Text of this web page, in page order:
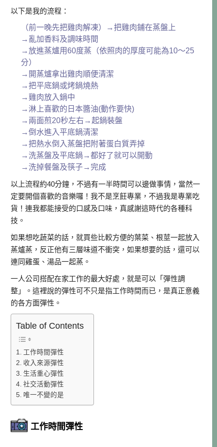
以下是我的流程：
（前一晚先把雞肉解凍）→把雞肉鋪在蒸盤上
→亂加香料及調味時間
→放進蒸爐用60度蒸（依照肉的厚度可能為10～25
分）
→開蒸爐拿出雞肉順便清潔
→把平底鍋或烤鍋燒熱
→雞肉放入鍋中
→淋上喜歡的日本醬油(動作要快)
→兩面煎20秒左右→起鍋裝盤
→倒水進入平底鍋清潔
→把熱水倒入蒸盤把附著蛋白質弄掉
→洗蒸盤及平底鍋→都好了就可以開動
→洗掉餐盤及筷子→完成
以上流程約40分鐘，不過有一半時間可以邊做事情，當然一
定要開個喜歡的音樂囉！我不是烹飪專業，不過我是專業吃
貨！連我都能接受的口感及口味，真感謝這時代的各種科
技。
如果想吃蔬菜的話，就買些比較方便的葉菜、根莖一起放入
蒸爐蒸，反正他有三層味道不衝突，如果想要的話，還可以
連同雞蛋、湯品一起蒸。
一人公司搭配在家工作的最大好處，就是可以「彈性調
整」。這裡說的彈性可不只是指工作時間而已，是真正意義
的各方面彈性。
Table of Contents
工作時間彈性
收入來源彈性
生活重心彈性
社交活動彈性
唯一不變的是
工作時間彈性